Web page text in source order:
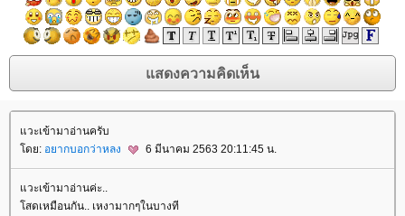
วะเข้ามาอ่านครับ
ดย: อยากบอกว่าหลง 6 มีนาคม 2563 20:11:45 น.
วะเข้ามาอ่านค่ะ..
สดเหมือนกัน.. เหงามากๆในบางที